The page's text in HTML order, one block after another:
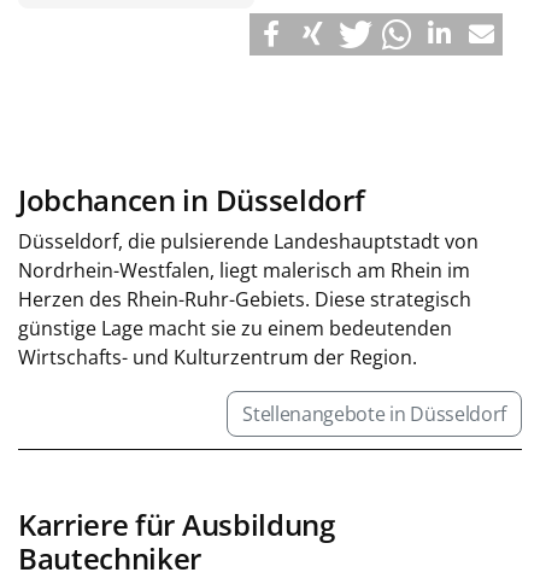
Jobchancen in Düsseldorf
Düsseldorf, die pulsierende Landeshauptstadt von
Nordrhein-Westfalen, liegt malerisch am Rhein im
Herzen des Rhein-Ruhr-Gebiets. Diese strategisch
günstige Lage macht sie zu einem bedeutenden
Wirtschafts- und Kulturzentrum der Region.
Stellenangebote in Düsseldorf
Karriere für Ausbildung
Bautechniker